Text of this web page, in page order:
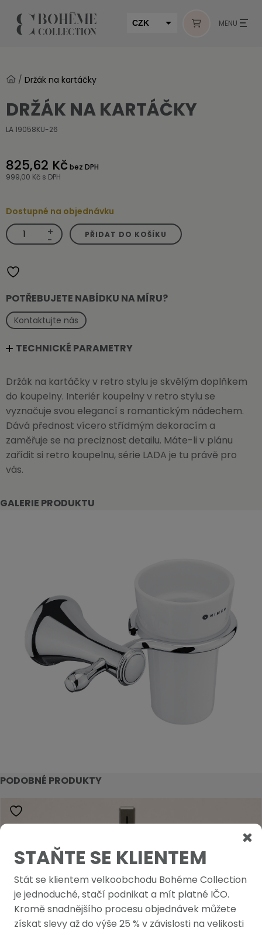
CZK MENU
/ Držák na kartáčky
GALERIE PRODUKTU
DRŽÁK NA KARTÁČKY
LA 19058KU-26
825,62 Kč bez DPH
999,00 Kč s DPH
Dostupné na objednávku
Držák
na
kartáčky
+
- PŘIDAT DO KOŠÍKU
POTŘEBUJETE NABÍDKU NA MÍRU?
Kontaktujte nás
TECHNICKÉ PARAMETRY
Držák na kartáčky v retro stylu je skvělým doplňkem
do koupelny. Interiér koupelny v retro stylu se
vyznačuje svou elegancí s romantickým nádechem.
Dává přednost vícero střídmým dekoracím a
zaměřuje se na preciznost detailu. Máte-li v plánu
zařídit si retro koupelnu, série LADA je tu právě pro
vás.
PODOBNÉ PRODUKTY
STAŇTE SE KLIENTEM
Stát se klientem velkoobchodu Bohéme Collection
je jednoduché, stačí podnikat a mít platné IČO.
Kromě snadnějšího procesu objednávek můžete
získat slevy až do výše 25 % v závislosti na velikosti